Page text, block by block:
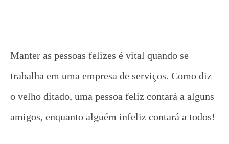
Manter as pessoas felizes é vital quando se
trabalha em uma empresa de serviços. Como diz
o velho ditado, uma pessoa feliz contará a alguns
amigos, enquanto alguém infeliz contará a todos!